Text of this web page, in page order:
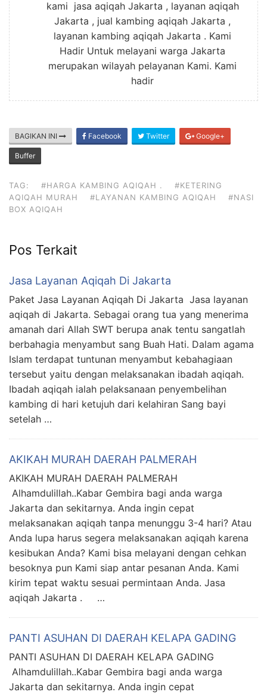
kami jasa aqiqah Jakarta , layanan aqiqah
Jakarta , jual kambing aqiqah Jakarta ,
layanan kambing aqiqah Jakarta . Kami
Hadir Untuk melayani warga Jakarta
merupakan wilayah pelayanan Kami. Kami
hadir
BAGIKAN INI Facebook Twitter Google+
Buffer
TAG: #HARGA KAMBING AQIQAH .
#KETERING
AQIQAH MURAH
#LAYANAN KAMBING AQIQAH
#NASI
BOX AQIQAH
Pos Terkait
Jasa Layanan Aqiqah Di Jakarta
Paket Jasa Layanan Aqiqah Di Jakarta Jasa layanan
aqiqah di Jakarta. Sebagai orang tua yang menerima
amanah dari Allah SWT berupa anak tentu sangatlah
berbahagia menyambut sang Buah Hati. Dalam agama
Islam terdapat tuntunan menyambut kebahagiaan
tersebut yaitu dengan melaksanakan ibadah aqiqah.
Ibadah aqiqah ialah pelaksanaan penyembelihan
kambing di hari ketujuh dari kelahiran Sang bayi
setelah …
AKIKAH MURAH DAERAH PALMERAH
AKIKAH MURAH DAERAH PALMERAH
Alhamdulillah..Kabar Gembira bagi anda warga
Jakarta dan sekitarnya. Anda ingin cepat
melaksanakan aqiqah tanpa menunggu 3-4 hari? Atau
Anda lupa harus segera melaksanakan aqiqah karena
kesibukan Anda? Kami bisa melayani dengan cehkan
besoknya pun Kami siap antar pesanan Anda. Kami
kirim tepat waktu sesuai permintaan Anda. Jasa
aqiqah Jakarta . …
PANTI ASUHAN DI DAERAH KELAPA GADING
PANTI ASUHAN DI DAERAH KELAPA GADING
Alhamdulillah..Kabar Gembira bagi anda warga
Jakarta dan sekitarnya. Anda ingin cepat